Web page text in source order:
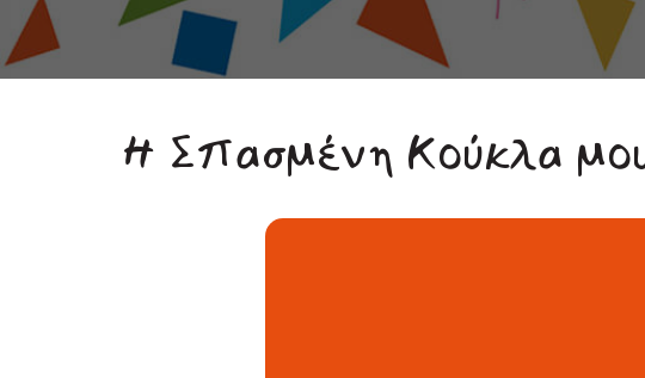
Η Σπασμένη Κούκλα